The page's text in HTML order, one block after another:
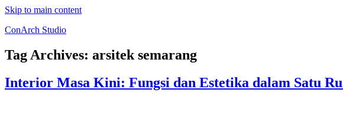
Skip to main content
ConArch Studio
Tag Archives: arsitek semarang
Interior Masa Kini: Fungsi dan Estetika dalam Satu